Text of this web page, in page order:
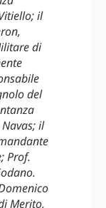
il
di
del
il
Prof.
Merito,